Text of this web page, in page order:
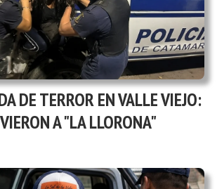
DE TERROR EN VALLE VIEJO:
A "LA LLORONA"